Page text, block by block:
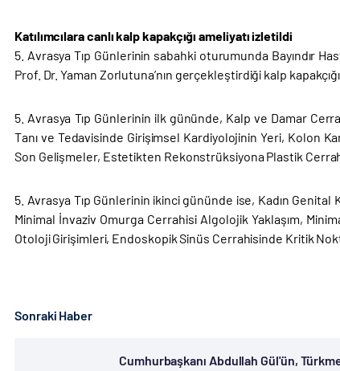
Katılımcılara canlı kalp kapakçığı ameliyatı izletildi
5. Avrasya Tıp Günlerinin sabahki oturumunda Bayındır
Prof. Dr. Yaman Zorlutuna’nın gerçekleştirdiği kalp
5. Avrasya Tıp Günlerinin ilk gününde, Kalp ve Damar
Tanı ve Tedavisinde Girişimsel Kardiyolojinin Yeri, Kolon
Son Gelişmeler, Estetikten Rekonstrüksiyona Plastik Cerrahi
5. Avrasya Tıp Günlerinin ikinci gününde ise, Kadın
Minimal İnvaziv Omurga Cerrahisi Algolojik Yaklaşım,
Otoloji Girişimleri, Endoskopik Sinüs Cerrahisinde Kritik
Sonraki Haber
Cumhurbaşkanı Abdullah Gül'ün,